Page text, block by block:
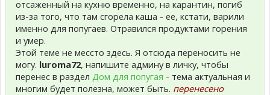
отсаженный на кухню временно, на карантин, погиб
из-за того, что там сгорела каша - ее, кстати, варили
именно для попугаев. Отравился продуктами горения
и умер.
Этой теме не мессто здесь. Я отсюда переносить не
могу. luroma72, напишите админу в личку, чтобы
перенес в раздел Дом для попугая - тема актуальная и
многим будет полезна, может быть. перенесено